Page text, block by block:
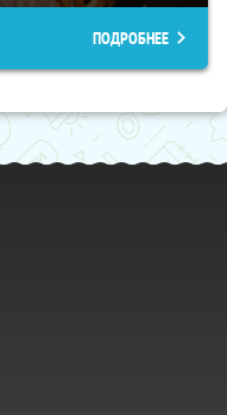
ПОДРОБНЕЕ